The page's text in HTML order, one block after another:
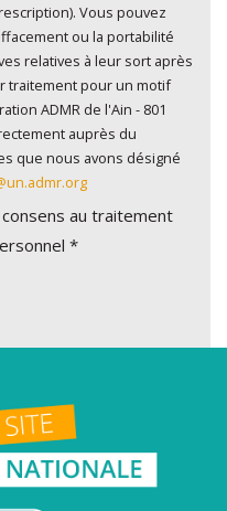
Vous pouvez
ou la portabilité
relatives à leur sort après
traitement pour un motif
ADMR de l'Ain - 801
auprès du
que nous avons désigné
au traitement
*